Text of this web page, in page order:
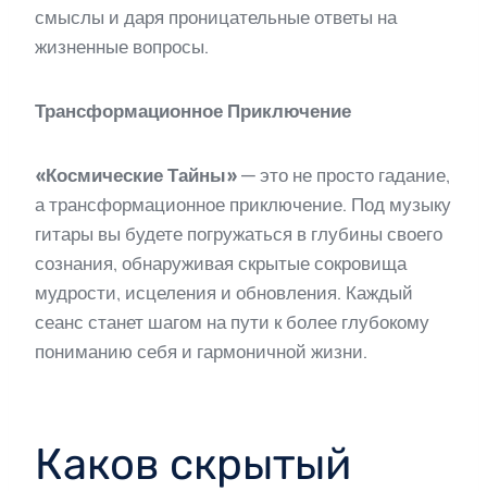
смыслы и даря проницательные ответы на
жизненные вопросы.
Трансформационное Приключение
«Космические Тайны» — это не просто гадание,
а трансформационное приключение. Под музыку
гитары вы будете погружаться в глубины своего
сознания, обнаруживая скрытые сокровища
мудрости, исцеления и обновления. Каждый
сеанс станет шагом на пути к более глубокому
пониманию себя и гармоничной жизни.
Каков скрытый